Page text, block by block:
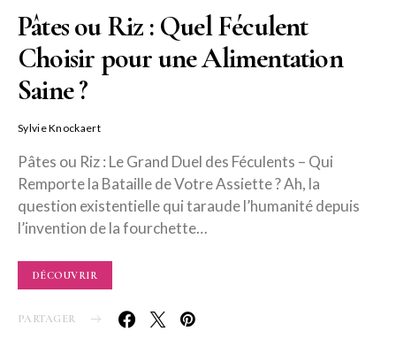
Pâtes ou Riz : Quel Féculent
Choisir pour une Alimentation
Saine ?
Sylvie Knockaert
Pâtes ou Riz : Le Grand Duel des Féculents – Qui
Remporte la Bataille de Votre Assiette ? Ah, la
question existentielle qui taraude l’humanité depuis
l’invention de la fourchette…
DÉCOUVRIR
PARTAGER